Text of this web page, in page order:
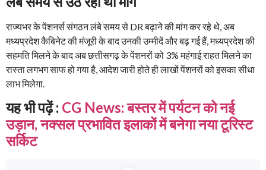
राज्यभर के पेंशनर्स संगठन लंबे समय से DR बढ़ाने की मांग कर रहे थे, अब
मध्यप्रदेश कैबिनेट की मंजूरी के बाद उनकी उम्मीदें और बढ़ गई हैं, मध्यप्रदेश की
सहमति मिलने के बाद अब छत्तीसगढ़ के पेंशनरों को 3% महंगाई राहत मिलने का
रास्ता लगभग साफ हो गया है, आदेश जारी होते ही लाखों पेंशनरों को इसका सीधा
लाभ मिलेगा.
यह भी पढ़ें : CG News: बस्तर में पर्यटन को नई
उड़ान, नक्सल प्रभावित इलाकों में बनेगा नया टूरिस्ट
सर्किट